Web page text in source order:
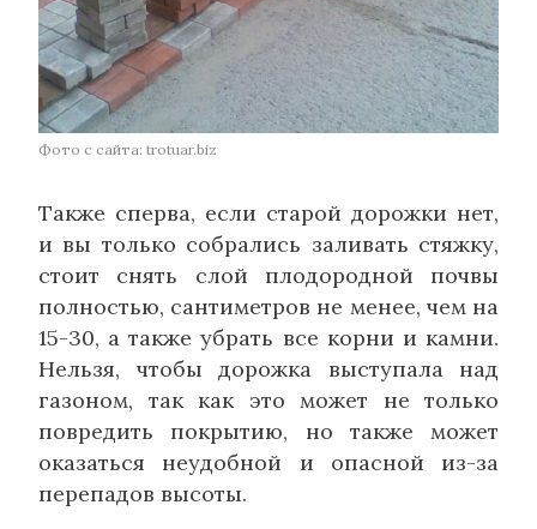
Фото с сайта: trotuar.biz
Также сперва, если старой дорожки нет,
и вы только собрались заливать стяжку,
стоит снять слой плодородной почвы
полностью, сантиметров не менее, чем на
15-30, а также убрать все корни и камни.
Нельзя, чтобы дорожка выступала над
газоном, так как это может не только
повредить покрытию, но также может
оказаться неудобной и опасной из-за
перепадов высоты.